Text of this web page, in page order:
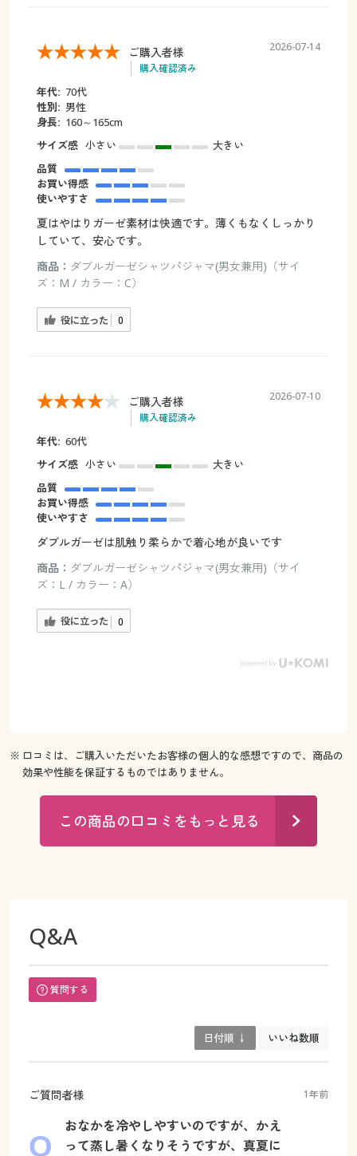
ご購入者様
購入確認済み
2026-07-14
年代: 70代
性別: 男性
身長: 160～165cm
サイズ感 小さい
大きい
品質
お買い得感
使いやすさ
夏はやはりガーゼ素材は快適です。薄くもなくしっかり
していて、安心です。
商品： ダブルガーゼシャツパジャマ(男女兼用)（サイ
ズ：M / カラー：C）
役に立った 0
ご購入者様
購入確認済み
2026-07-10
年代: 60代
サイズ感 小さい
大きい
品質
お買い得感
使いやすさ
ダブルガーゼは肌触り柔らかで着心地が良いです
商品： ダブルガーゼシャツパジャマ(男女兼用)（サイ
ズ：L / カラー：A）
役に立った 0
※ 口コミは、ご購入いただいたお客様の個人的な感想ですので、商品の
効果や性能を保証するものではありません。
この商品の口コミをもっと見る
Q&A
質問する
日付順 ↓ いいね数順
ご質問者様 1年前
おなかを冷やしやすいのですが、かえ
って蒸し暑くなりそうですが、真夏に